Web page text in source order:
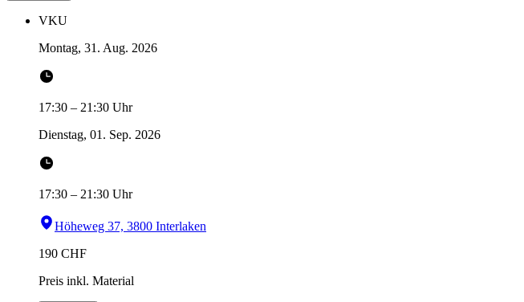
VKU
Montag, 31. Aug. 2026
17:30 – 21:30 Uhr
Dienstag, 01. Sep. 2026
17:30 – 21:30 Uhr
Höheweg 37, 3800 Interlaken
190 CHF
Preis inkl. Material